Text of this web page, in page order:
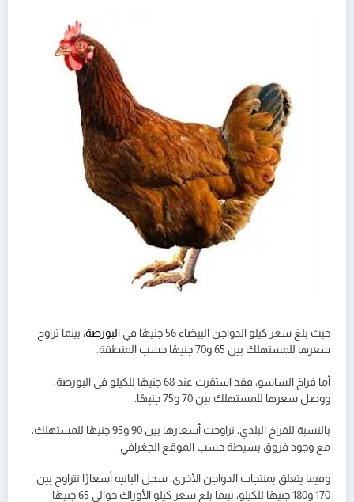
حيث بلغ سعر كيلو الدواجن البيضاء 56 جنيهًا في البورصة، بينما تراوح
سعرها للمستهلك بين 65 و70 جنيهًا حسب المنطقة.
أما فراخ الساسو، فقد استقرت عند 68 جنيهًا للكيلو في البورصة،
ووصل سعرها للمستهلك بين 70 و75 جنيهًا.
بالنسبة للفراخ البلدي، تراوحت أسعارها بين 90 و95 جنيهًا للمستهلك،
مع وجود فروق بسيطة حسب الموقع الجغرافي.
وفيما يتعلق بمنتجات الدواجن الأخرى، سجل البانيه أسعارًا تتراوح بين
170 و180 جنيهًا للكيلو، بينما بلغ سعر كيلو الأوراك حوالي 65 جنيهًا.